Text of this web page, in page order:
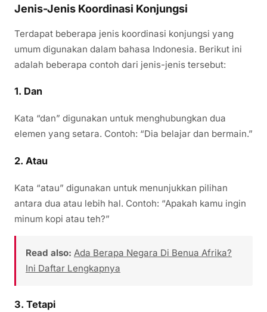
Jenis-Jenis Koordinasi Konjungsi
Terdapat beberapa jenis koordinasi konjungsi yang
umum digunakan dalam bahasa Indonesia. Berikut ini
adalah beberapa contoh dari jenis-jenis tersebut:
1. Dan
Kata “dan” digunakan untuk menghubungkan dua
elemen yang setara. Contoh: “Dia belajar dan bermain.”
2. Atau
Kata “atau” digunakan untuk menunjukkan pilihan
antara dua atau lebih hal. Contoh: “Apakah kamu ingin
minum kopi atau teh?”
Read also: Ada Berapa Negara Di Benua Afrika?
Ini Daftar Lengkapnya
3. Tetapi